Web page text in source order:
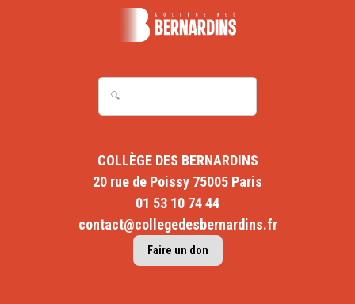
COLLÈGE DES BERNARDINS
20 rue de Poissy 75005 Paris
01 53 10 74 44
contact@collegedesbernardins.fr
Faire un don